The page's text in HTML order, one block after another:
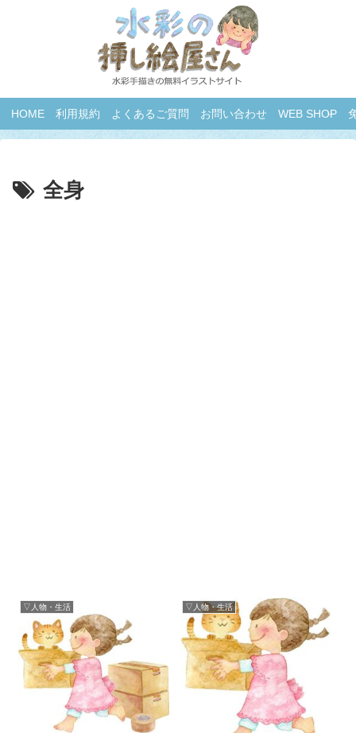
HOME 利用規約 よくあるご質問 お問い合わせ WEB SHOP
全身
▽人物・生活 ▽人物・生活